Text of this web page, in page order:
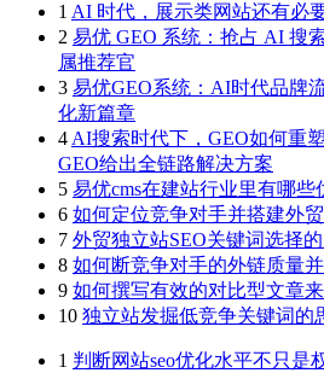
1 AI 时代，展示类网站还有必
2 易优 GEO 系统：抢占 AI 搜
属推荐官
3 易优GEO系统：AI时代品牌
化新篇章
4 AI搜索时代下，GEO如何重
GEO给出全链路解决方案
5 易优cms在建站行业里有哪些
6 如何定位竞争对手并搭建外
7 外贸独立站SEO关键词选择
8 如何断竞争对手的外链质量
9 如何撰写有效的对比型文章
10 独立站发掘低竞争关键词的
1 判断网站seo优化水平不只是